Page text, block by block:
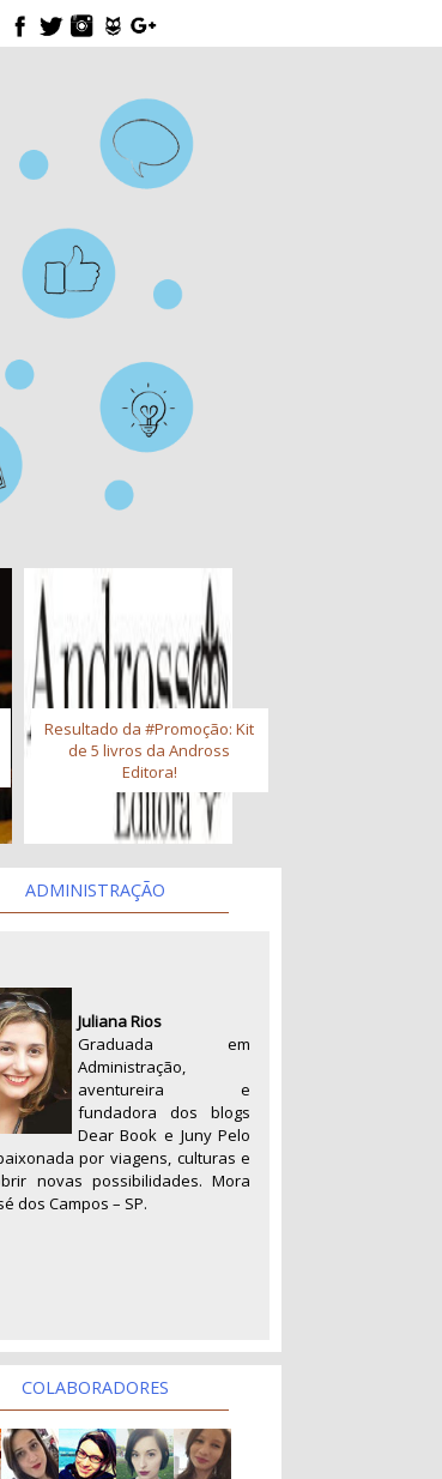
Resultado da #Promoção: Kit
de 5 livros da Andross
Editora!
ADMINISTRAÇÃO
Juliana Rios
Graduada em
Administração,
aventureira e
fundadora dos blogs
Dear Book e Juny Pelo
por viagens, culturas e
novas possibilidades. Mora
dos Campos – SP.
COLABORADORES